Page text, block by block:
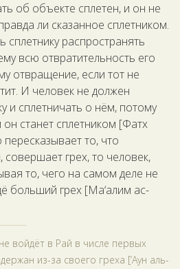
об объекте сплетен, и он не
ли сказанное сплетником.
распространять
всю отвратительность его
отвращение, если тот не
И человек не должен
и сплетничать о нём, потому
станет сплетником [Фатх
то, что
грех, то человек,
то, чего на самом деле не
больший грех [Ма‘алим ас-
войдёт в Рай в числе первых
из-за своего греха [‘Аун аль-